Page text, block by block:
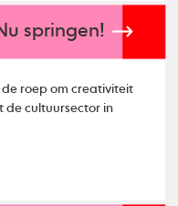
springen!
roep om creativiteit
de cultuursector in